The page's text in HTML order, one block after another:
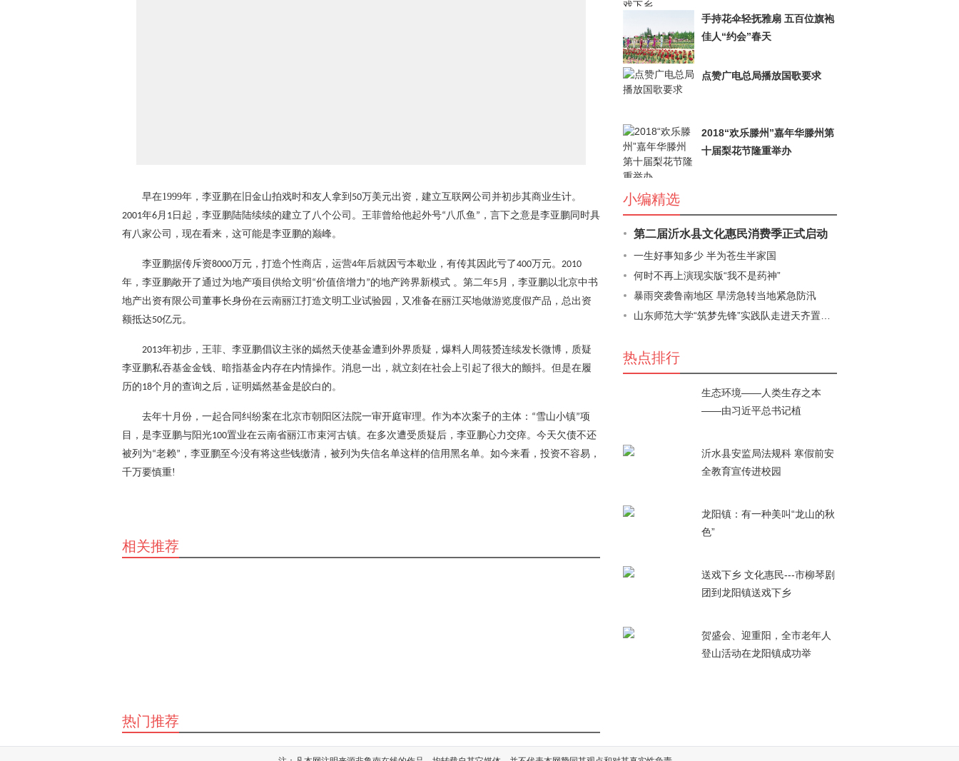
早在1999年 ， 李亚鹏在 旧金山拍戏时和友人拿到 50万美元出资，建立互联网公司并初步其商业生计。
2001年6月 1 日起，李亚鹏陆陆续续的建立了八个公司 。王菲曾给他起外号“ 八爪鱼 ” ，言下之意是李亚鹏同时具
有八家公司
，现在看来，这可能是李亚鹏的巅峰。
李亚鹏据传斥资8000万元 ，打造个性商店， 运营4年后就因亏本歇业，有传其因此亏了400万元。 2010
年，李亚鹏敞开了通过为地产项目供给文明 “价值倍增力 ”的地产跨界新模式 。 第二年5月，李亚鹏以北京中书
地产出资有限公司董事长身份在云南丽江打造文明工业试验园，又准备在丽江买地做游览度假产品，总出资
额抵达50亿元。
2013年初步，王菲、李亚鹏倡议主张的嫣然天使基金遭到外界质疑，爆料人周筱赟连续发长微博，质疑
李亚鹏私吞基金金钱、暗指基金内存在内情操作。消息一出，就立刻在社会上引起了很大的颤抖。但是在履
历的18个月的查询之后，证明嫣然基金是皎白的。
去年十月份 ，一起合同纠纷案在北京市朝阳区法院一审开庭审理。作为本次案子的主体： “雪山小镇”项
目，是李亚鹏与阳光100置业在云南省丽江市束河古镇。在多次遭受质疑后，李亚鹏心力交瘁。 今天欠债不还
被列为“老赖” ， 李亚鹏至今没有将这些钱缴清，被列为失信名单这样的信用黑名单。 如今来看，投资不容易，
千万要慎重!
手持花伞轻抚雅扇 五百位旗袍
佳人“约会”春天
点赞广电总局播放国歌要求
2018“欢乐滕州”嘉年华滕州第
十届梨花节隆重举办
小编精选
第二届沂水县文化惠民消费季正式启动
一生好事知多少 半为苍生半家国
何时不再上演现实版“我不是药神”
暴雨突袭鲁南地区 旱涝急转当地紧急防汛
山东师范大学“筑梦先锋”实践队走进天齐置业了解
热点排行
生态环境——人类生存之本
——由习近平总书记植
沂水县安监局法规科 寒假前安
全教育宣传进校园
龙阳镇：有一种美叫“龙山的秋
色”
送戏下乡 文化惠民---市柳琴剧
团到龙阳镇送戏下乡
贺盛会、迎重阳，全市老年人
登山活动在龙阳镇成功举
相关推荐
热门推荐